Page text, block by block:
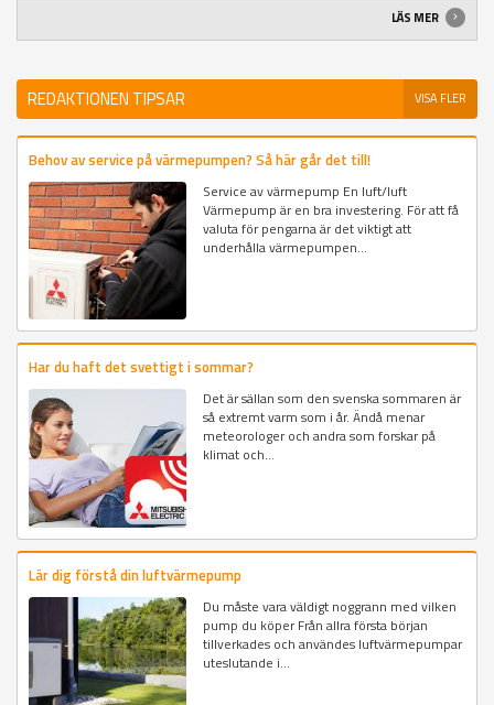
LÄS MER
REDAKTIONEN TIPSAR VISA FLER
Behov av service på värmepumpen? Så här går det till!
Service av värmepump En luft/luft
Värmepump är en bra investering. För att få
valuta för pengarna är det viktigt att
underhålla värmepumpen...
Har du haft det svettigt i sommar?
Det är sällan som den svenska sommaren är
så extremt varm som i år. Ändå menar
meteorologer och andra som forskar på
klimat och...
Lär dig förstå din luftvärmepump
Du måste vara väldigt noggrann med vilken
pump du köper Från allra första början
tillverkades och användes luftvärmepumpar
uteslutande i...